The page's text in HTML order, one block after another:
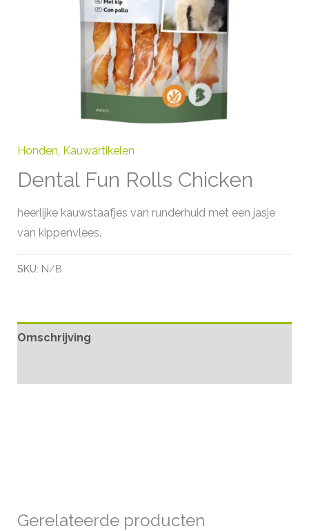
Honden, Kauwartikelen
Dental Fun Rolls Chicken
heerlijke kauwstaafjes van runderhuid met een jasje
van kippenvlees.
SKU: N/B
Omschrijving
Gerelateerde producten